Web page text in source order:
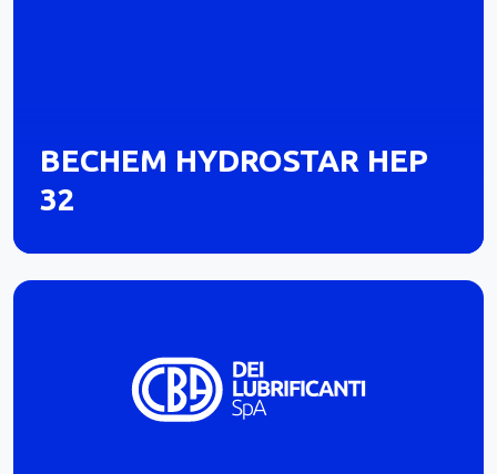
BECHEM HYDROSTAR HEP
32